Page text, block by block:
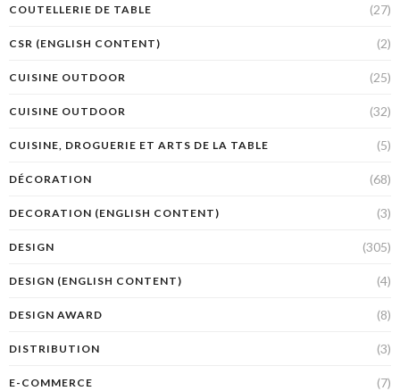
COUTELLERIE DE TABLE (27)
CSR (ENGLISH CONTENT) (2)
CUISINE OUTDOOR (25)
CUISINE OUTDOOR (32)
CUISINE, DROGUERIE ET ARTS DE LA TABLE (5)
DÉCORATION (68)
DECORATION (ENGLISH CONTENT) (3)
DESIGN (305)
DESIGN (ENGLISH CONTENT) (4)
DESIGN AWARD (8)
DISTRIBUTION (3)
E-COMMERCE (7)